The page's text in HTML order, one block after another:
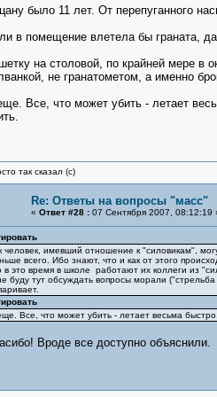
было 11 лет. От перепуганного
в помещение влетела бы граната,
на столовой, по крайней мере в
не гранатометом, а именно
Все, что может убить - летает
так сказал (с)
Re: Ответы на вопросы "масс"
« Ответ #28 :07 Сентября 2007, 08:12:19
человек, имевший отношение к "силовикам",
всего. Ибо знают, что и как от этого
в это время в школе работают их коллеги из
буду тут обсуждать вопросы морали
Все, что может убить - летает весьма
Вроде все доступно объяснили.